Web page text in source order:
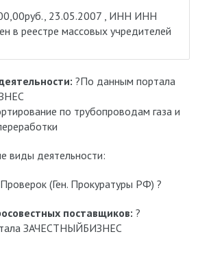
23.05.2007 , ИНН ИНН
в реестре массовых учредителей
?По данным портала
по трубопроводам газа и
виды деятельности:
(Ген. Прокуратуры РФ) ?
поставщиков: ?
ЗАЧЕСТНЫЙБИЗНЕС